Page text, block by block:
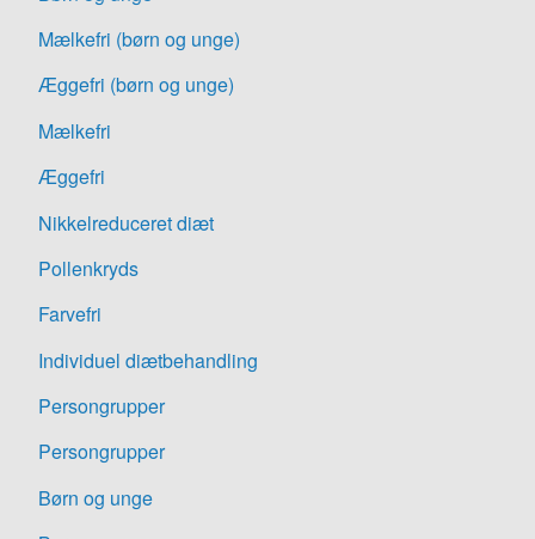
Mælkefri (børn og unge)
Æggefri (børn og unge)
Mælkefri
Æggefri
Nikkelreduceret diæt
Pollenkryds
Farvefri
Individuel diætbehandling
Persongrupper
Persongrupper
Børn og unge